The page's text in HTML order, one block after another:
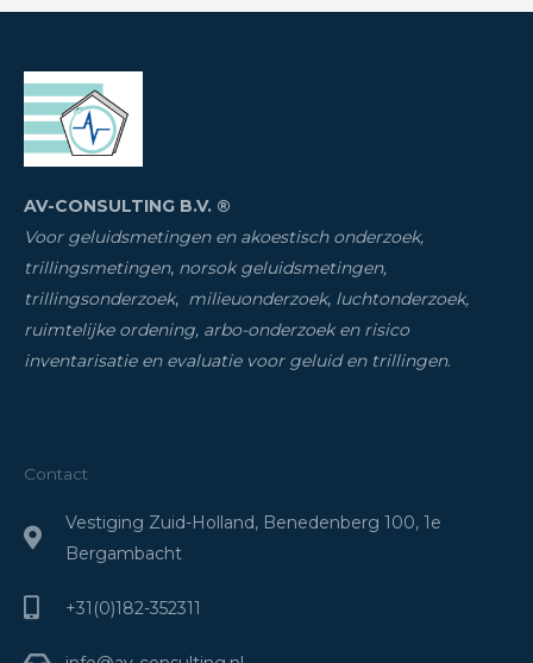
AV-CONSULTING B.V. ®
Voor geluidsmetingen en akoestisch onderzoek,
trillingsmetingen, norsok geluidsmetingen,
trillingsonderzoek, milieuonderzoek, luchtonderzoek,
ruimtelijke ordening, arbo-onderzoek en risico
inventarisatie en evaluatie voor geluid en trillingen.
Contact
Vestiging Zuid-Holland, Benedenberg 100, 1e
Bergambacht
+31(0)182-352311